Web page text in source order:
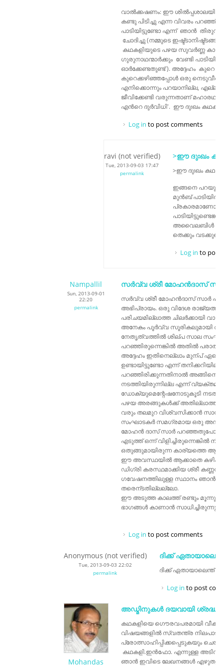
വാൽക്കഷണം: ഈ
കണ്ടു പിടിച്ചു എന്ന വിവരം
പാടിയിട്ടുണ്ടോ എന്ന് ഞാൻ
ചോദിച്ചു (നമ്മുടെ
കഥകളിയുടെ പഴയ സുവർണ്ണ
ഗുരുനാഥന്മാർക്കും വേണ്ടി
ഓർക്കേണ്ടതുണ്ട് ). അദ്ദേഹം കുറെ
കുറെക്കഴിഞ്ഞപ്പോൾ ഒരു
എനിക്കൊന്നും പറയാനില്ല,
ജീവിക്കേണ്ടി വരുന്നതാണ്
എൻറെ ദുർവിധി'. ഈ ദുഃഖം
Log in to post comments
ravi (not verified)
Tue, 2013-09-03 17:47
permalink
>ഈ ദുഃഖം
>ഈ ദുഃഖം
ഇങ്ങനെ
മുൻബ്
അവൈലബിൾ
തെക്കും
Log in to post
Nampallil
Sun, 2013-09-01
22:20
permalink
സര്‍വ്വ ശ്രീ മോഹന്‍ദാസ്‌
സര്‍വ്വ ശ്രീ മോഹന്‍ദാസ്‌ സാര്‍
അഭിപ്രായം. ഒരു വിദേശ രാജ്യത്ത്
പരിചയമില്ലാത്ത ചിലര്‍ക്കായി
അനേകം പൂര്‍വ്വ സൂരികലുമായി
നേതൃത്വത്തില്‍ ശില്പ സാല
പറഞ്ഞിരുന്നെങ്കില്‍ അതില്‍
അദ്ദേഹം ഇതിനെല്ലാം മുന്പ്
ഉണ്ടായിട്ടുണ്ടോ എന്ന്
പറഞ്ഞിരിക്കുന്നതിനാല്‍
നടത്തിയിരുന്നില്ല എന്ന്
ഡോക്യുമെന്റേഷനോടുകൂടി
പഴയ അരങ്ങുകള്‍ക്ക്
വരും തലമുറ വിശ്വസിക്കാന്‍
സംഘാടകര്‍ സമഗ്രമായ ഒരു
മോഹന്‍ ദാസ് സാര്‍
എടുത്ത് ഒന്ന് വിളിച്ചിരുന്നെങ്കില്‍
ഒതുങ്ങുമായിരുന്ന കാര്യത്തെ
ഈ അവസ്ഥയില്‍ ആക്കാതെ
ഡിഗ്രി കരസ്ഥമാക്കിയ ശ്രീ കണ്ണന്
ഗവേഷനത്തിലുള്ള സ്ഥാനം ഞാന്‍
തരെന്ടതില്ലല്ലോ.
ഈ അടുത്ത കാലത്ത് രണ്ടും മൂന്നും
ഭാഗങ്ങള്‍ കാണാന്‍ സാധിച്ചിരുന്നു.
Log in to post comments
Anonymous (not verified)
Tue, 2013-09-03 22:02
permalink
ദിക്ക്‌
ദിക്ക്‌ ഏതായാലെന്ത് ,
Log in to post
Mohandas
അഡ്മിനുകൾ ദയവായി
കഥകളിയെ ഗൌരവപരമായി
വിഷയങ്ങളിൽ സ്വതന്ത്ര
പ്രോത്സാഹിപ്പിക്കപ്പെടുകയും
കഥകളി.ഇൻഫോ. എന്നുള്ള
ഞാൻ ഇവിടെ ലേഖനങ്ങൾ